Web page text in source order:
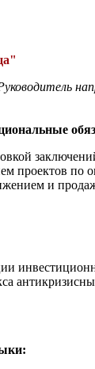
проектов по
и